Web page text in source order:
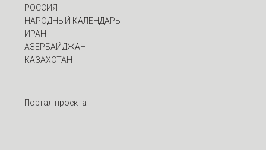
РОССИЯ
НАРОДНЫЙ КАЛЕНДАРЬ
ИРАН
АЗЕРБАЙДЖАН
КАЗАХСТАН
Портал проекта